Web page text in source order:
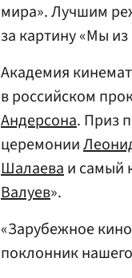
мира». Лучшим
за картину «Мы
Академия
в российском
Андерсона. Приз
церемонии
Шалаеваи самый
Валуев».
«Зарубежное
поклонник